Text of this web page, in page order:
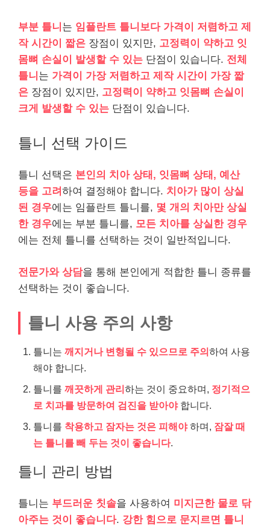
부분 틀니 는 임플란트 틀니보다 가격이 저렴하고 제
작 시간이 짧은 장점이 있지만, 고정력이 약하고 잇
몸뼈 손실이 발생할 수 있는 단점이 있습니다. 전체
틀니 는 가격이 가장 저렴하고 제작 시간이 가장 짧
은 장점이 있지만, 고정력이 약하고 잇몸뼈 손실이
크게 발생할 수 있는 단점이 있습니다.
틀니 선택 가이드
틀니 선택은 본인의 치아 상태, 잇몸뼈 상태, 예산
등을 고려 하여 결정해야 합니다. 치아가 많이 상실
된 경우에는 임플란트 틀니를, 몇 개의 치아만 상실
한 경우에는 부분 틀니를, 모든 치아를 상실한 경우
에는 전체 틀니를 선택하는 것이 일반적입니다.
전문가와 상담을 통해 본인에게 적합한 틀니 종류를
선택하는 것이 좋습니다.
틀니 사용 주의 사항
틀니는 깨지거나 변형될 수 있으므로 주의하여 사용
해야 합니다.
틀니를 깨끗하게 관리하는 것이 중요하며, 정기적으
로 치과를 방문하여 검진을 받아야합니다.
틀니를 착용하고 잠자는 것은 피해야하며, 잠잘 때
는 틀니를 빼 두는 것이 좋습니다.
틀니 관리 방법
틀니는 부드러운 칫솔을 사용하여 미지근한 물로 닦
아주는 것이 좋습니다. 강한 힘으로 문지르면 틀니